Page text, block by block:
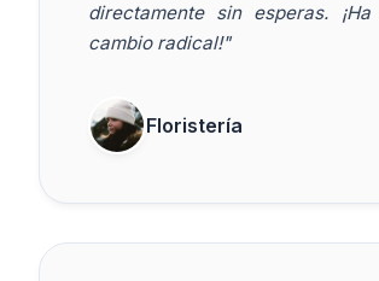
directamente sin esperas.
cambio radical!"
Floristería